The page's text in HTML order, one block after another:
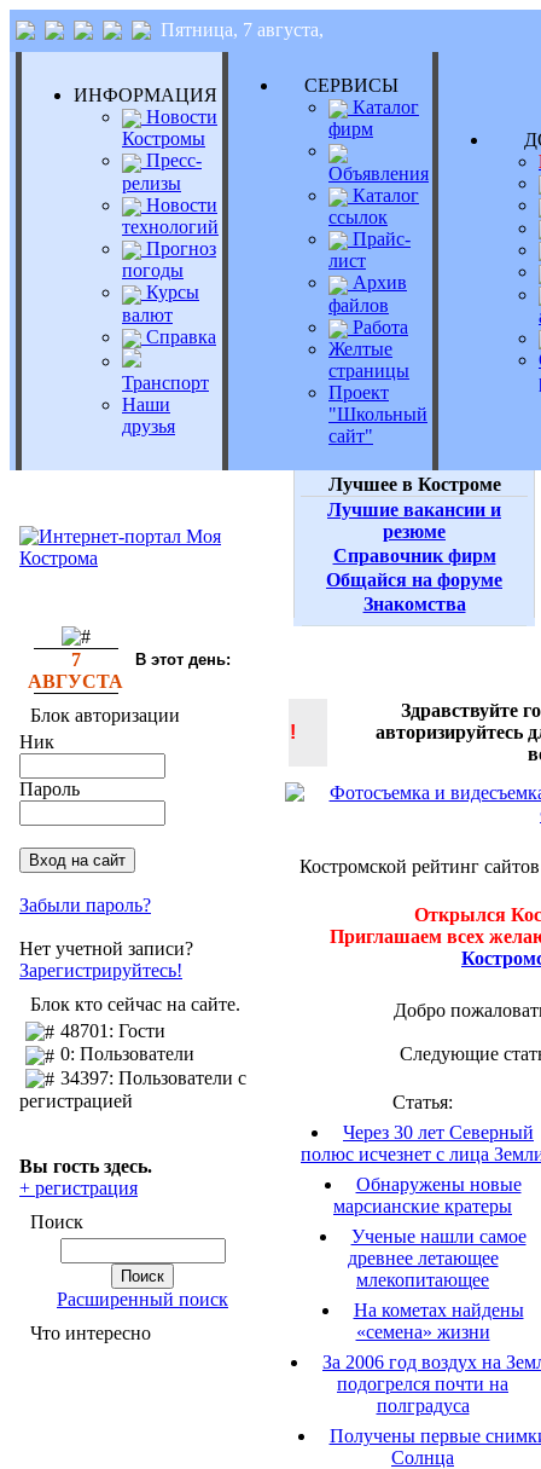
Пятница, 7 августа,
ИНФОРМАЦИЯ
Новости
Костромы
Пресс-
релизы
Новости
технологий
Прогноз
погоды
Курсы
валют
Справка
Транспорт
Наши
друзья
СЕРВИСЫ
Каталог
фирм
Объявления
Каталог
ссылок
Прайс-
лист
Архив
файлов
Работа
Желтые
страницы
Проект
"Школьный
сайт"
Лучшее в Костроме
Лучшие вакансии и
резюме
Справочник фирм
Общайся на форуме
Знакомства
7
АВГУСТА
В этот день:
Блок авторизации
Ник
Пароль
Забыли пароль?
Нет учетной записи?
Зарегистрируйтесь!
Блок кто сейчас на сайте.
48701: Гости
0: Пользователи
34397: Пользователи с
регистрацией
Вы гость здесь.
+ регистрация
Поиск
Расширенный поиск
Что интересно
!
Здравствуйте
авторизируйтесь
Костромской рейтинг сайтов
Открылся
Приглашаем всех
Добро
Следующие
Статья:
Через 30 лет Северный
полюс исчезнет с лица
Обнаружены новые
марсианские кратеры
Ученые нашли самое
древнее летающее
млекопитающее
На кометах найдены
«семена» жизни
За 2006 год воздух на
подогрелся почти на
полградуса
Получены первые
Солнца